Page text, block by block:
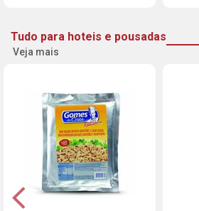
Tudo para hoteis e pousadas
Veja mais